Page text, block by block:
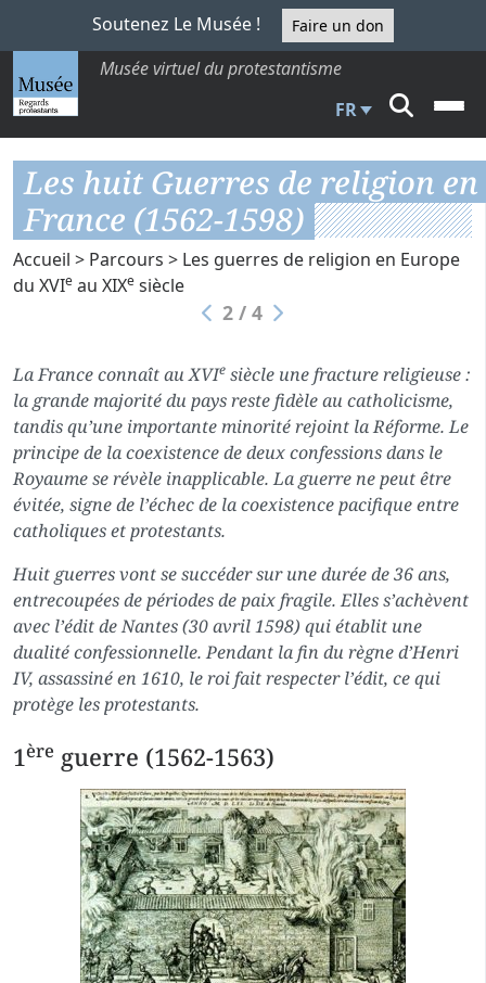
Soutenez Le Musée ! Faire un don
Musée virtuel du protestantisme
FR
Les huit Guerres de religion en
France (1562-1598)
Accueil > Parcours > Les guerres de religion en Europe
du XVIe au XIXe siècle
2 / 4
La France connaît au XVIe siècle une fracture religieuse :
la grande majorité du pays reste fidèle au catholicisme,
tandis qu’une importante minorité rejoint la Réforme. Le
principe de la coexistence de deux confessions dans le
Royaume se révèle inapplicable. La guerre ne peut être
évitée, signe de l’échec de la coexistence pacifique entre
catholiques et protestants.
Huit guerres vont se succéder sur une durée de 36 ans,
entrecoupées de périodes de paix fragile. Elles s’achèvent
avec l’édit de Nantes (30 avril 1598) qui établit une
dualité confessionnelle. Pendant la fin du règne d’Henri
IV, assassiné en 1610, le roi fait respecter l’édit, ce qui
protège les protestants.
1ère guerre (1562-1563)